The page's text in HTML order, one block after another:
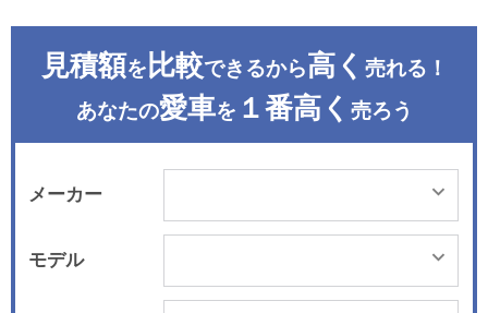
見積額を 比較できるから高く 売れる！
あなたの愛車を １番高く 売ろう
メーカー
モデル